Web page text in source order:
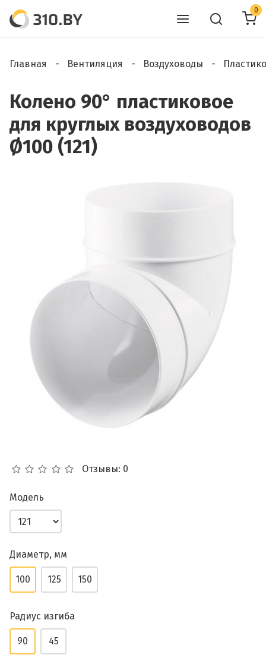
0
Главная Вентиляция Воздуховоды
Колено 90° пластиковое
для круглых воздуховодов
Ø100 (121)
Отзывы: 0
Модель
Диаметр, мм
100 125 150
Радиус изгиба
90 45